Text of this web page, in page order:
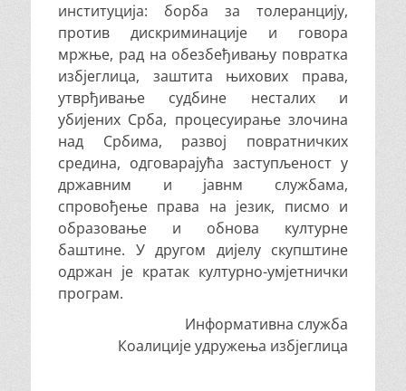
институција: борба за толеранцију,
против дискриминације и говора
мржње, рад на обезбеђивању повратка
избјеглица, заштита њихових права,
утврђивање судбине несталих и
убијених Срба, процесуирање злочина
над Србима, развој повратничких
средина, одговарајућа заступљеност у
државним и јавнм службама,
спровођење права на језик, писмо и
образовање и обнова културне
баштине. У другом дијелу скупштине
одржан је кратак културно-умјетнички
програм.
Информативна служба
Коалиције удружења избјеглица